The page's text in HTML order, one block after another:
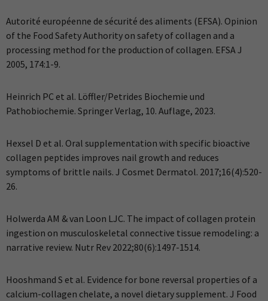
Autorité européenne de sécurité des aliments (EFSA). Opinion
of the Food Safety Authority on safety of collagen and a
processing method for the production of collagen. EFSA J
2005, 174:1-9.
Heinrich PC et al. Löffler/Petrides Biochemie und
Pathobiochemie. Springer Verlag, 10. Auflage, 2023.
Hexsel D et al. Oral supplementation with specific bioactive
collagen peptides improves nail growth and reduces
symptoms of brittle nails. J Cosmet Dermatol. 2017;16(4):520-
26.
Holwerda AM & van Loon LJC. The impact of collagen protein
ingestion on musculoskeletal connective tissue remodeling: a
narrative review. Nutr Rev 2022;80(6):1497-1514.
Hooshmand S et al. Evidence for bone reversal properties of a
calcium-collagen chelate, a novel dietary supplement. J Food